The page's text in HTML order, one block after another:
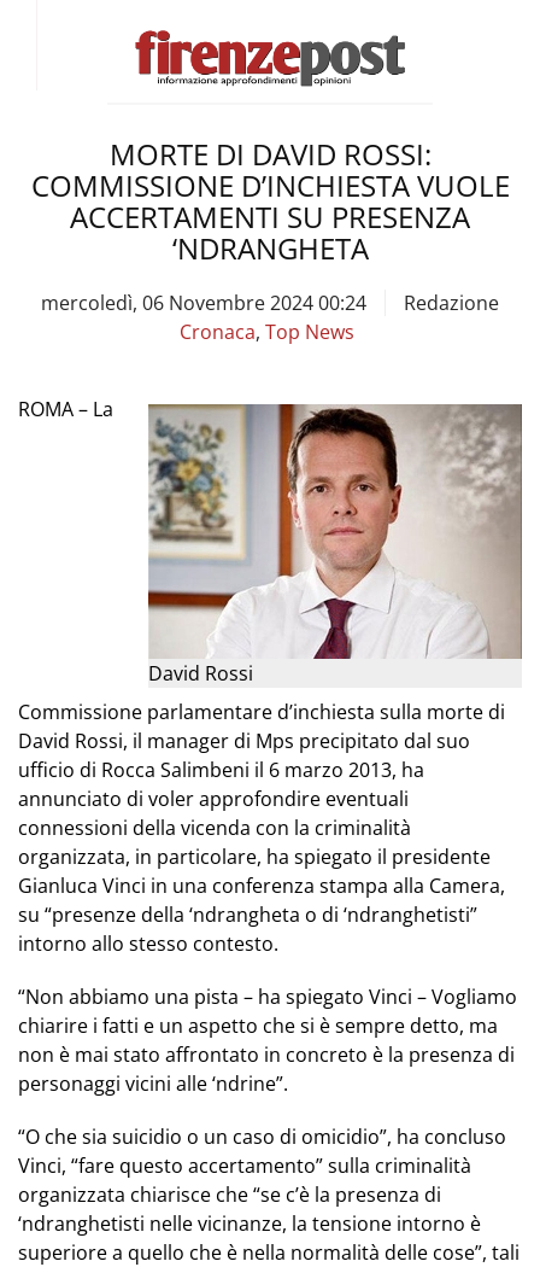
MORTE DI DAVID ROSSI:
COMMISSIONE D’INCHIESTA VUOLE
ACCERTAMENTI SU PRESENZA
‘NDRANGHETA
mercoledì, 06 Novembre 2024 00:24
Redazione
Cronaca, Top News
David Rossi
ROMA – La
Commissione parlamentare d’inchiesta sulla morte di
David Rossi, il manager di Mps precipitato dal suo
ufficio di Rocca Salimbeni il 6 marzo 2013, ha
annunciato di voler approfondire eventuali
connessioni della vicenda con la criminalità
organizzata, in particolare, ha spiegato il presidente
Gianluca Vinci in una conferenza stampa alla Camera,
su “presenze della ‘ndrangheta o di ‘ndranghetisti”
intorno allo stesso contesto.
“Non abbiamo una pista – ha spiegato Vinci – Vogliamo
chiarire i fatti e un aspetto che si è sempre detto, ma
non è mai stato affrontato in concreto è la presenza di
personaggi vicini alle ‘ndrine”.
“O che sia suicidio o un caso di omicidio”, ha concluso
Vinci, “fare questo accertamento” sulla criminalità
organizzata chiarisce che “se c’è la presenza di
‘ndranghetisti nelle vicinanze, la tensione intorno è
superiore a quello che è nella normalità delle cose”, tali